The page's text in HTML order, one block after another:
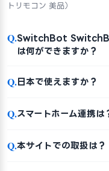
トリモコン 美品）
Q.SwitchBot
は何ができますか？
Q.日本で使えますか？
Q.スマートホーム連携は
Q.本サイトでの取扱は？